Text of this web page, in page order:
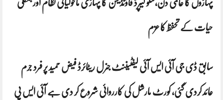
پہاڑوں کا عالمی دن،سنو لیپرڈ فاؤنڈیشن کا پہاڑی ماحولیاتی نظام اور جنگلی
حیات کے تحفظ کا عزم
سابق ڈی جی آئی ایس آئی لیفٹیننٹ جنرل ریٹائرڈ فیض حمید پر فرد جرم
عائد کردی گئی، کورٹ مارشل کی کارروائی شروع کر دی ہے ‏آئی ایس پی